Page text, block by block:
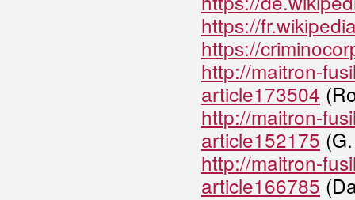
https://
https://
http://maitron-
article173504
http://maitron-
article152175
http://maitron-
article166785